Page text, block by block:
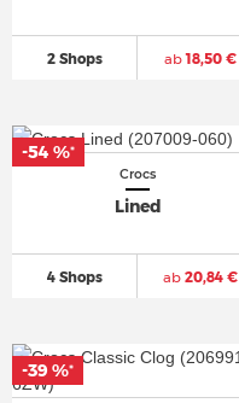
2 Shops ab18,50 €
Crocs
Lined
4 Shops ab 20,84 €
-54 %*
-39 %*